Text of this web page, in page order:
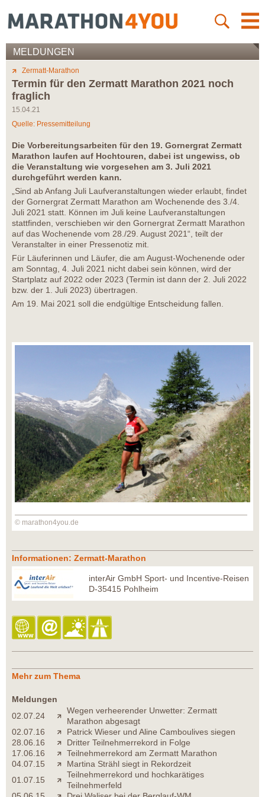
MELDUNGEN
Zermatt-Marathon
Termin für den Zermatt Marathon 2021 noch
fraglich
15.04.21
Quelle: Pressemitteilung
Die Vorbereitungsarbeiten für den 19. Gornergrat Zermatt
Marathon laufen auf Hochtouren, dabei ist ungewiss, ob
die Veranstaltung wie vorgesehen am 3. Juli 2021
durchgeführt werden kann.
„Sind ab Anfang Juli Laufveranstaltungen wieder erlaubt, findet
der Gornergrat Zermatt Marathon am Wochenende des 3./4.
Juli 2021 statt. Können im Juli keine Laufveranstaltungen
stattfinden, verschieben wir den Gornergrat Zermatt Marathon
auf das Wochenende vom 28./29. August 2021“, teilt der
Veranstalter in einer Pressenotiz mit.
Für Läuferinnen und Läufer, die am August-Wochenende oder
am Sonntag, 4. Juli 2021 nicht dabei sein können, wird der
Startplatz auf 2022 oder 2023 (Termin ist dann der 2. Juli 2022
bzw. der 1. Juli 2023) übertragen.
Am 19. Mai 2021 soll die endgültige Entscheidung fallen.
© marathon4you.de
Informationen: Zermatt-Marathon
interAir GmbH Sport- und Incentive-Reisen
D-35415 Pohlheim
Mehr zum Thema
Meldungen
02.07.24
Wegen verheerender Unwetter: Zermatt
Marathon abgesagt
02.07.16
Patrick Wieser und Aline Camboulives siegen
28.06.16
Dritter Teilnehmerrekord in Folge
17.06.16
Teilnehmerrekord am Zermatt Marathon
04.07.15
Martina Strähl siegt in Rekordzeit
01.07.15
Teilnehmerrekord und hochkarätiges
Teilnehmerfeld